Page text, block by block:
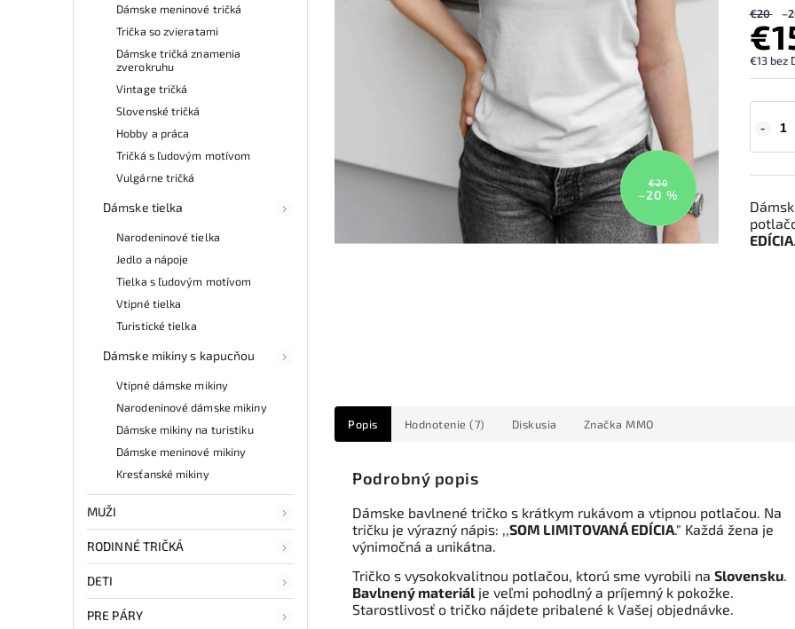
Dámske meninové tričká
Trička so zvieratami
Dámske tričká znamenia
zverokruhu
Vintage tričká
Slovenské tričká
Hobby a práca
Tričká s ľudovým motívom
Vulgárne tričká
Dámske tielka
Narodeninové tielka
Jedlo a nápoje
Tielka s ľudovým motívom
Vtipné tielka
Turistické tielka
Dámske mikiny s kapucňou
Vtipné dámske mikiny
Narodeninové dámske mikiny
Dámske mikiny na turistiku
Dámske meninové mikiny
Kresťanské mikiny
MUŽI
RODINNÉ TRIČKÁ
DETI
PRE PÁRY
€20
–20 %
€20
€13 bez
EDÍCIA
Popis Hodnotenie (7) Diskusia Značka MMO
Podrobný popis
Dámske bavlnené tričko s krátkym rukávom a vtipnou potlačou. Na
tričku je výrazný nápis: ,,SOM LIMITOVANÁ EDÍCIA." Každá žena je
výnimočná a unikátna.
Tričko s vysokokvalitnou potlačou, ktorú sme vyrobili na Slovensku.
Bavlnený materiál je veľmi pohodlný a príjemný k pokožke.
Starostlivosť o tričko nájdete pribalené k Vašej objednávke.